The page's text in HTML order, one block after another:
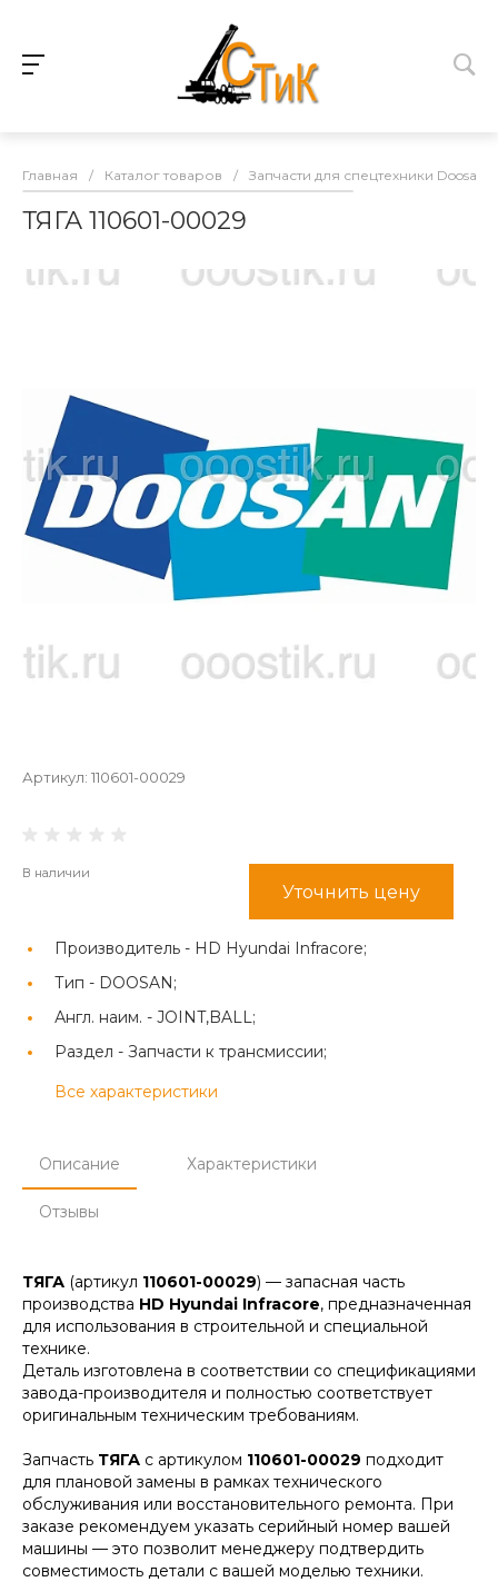
Главная / Каталог товаров / Запчасти для спецтехники Doosan
ТЯГА 110601-00029
Артикул: 110601-00029
В наличии
Уточнить цену
Производитель - HD Hyundai Infracore;
Тип - DOOSAN;
Англ. наим. - JOINT,BALL;
Раздел - Запчасти к трансмиссии;
Все характеристики
Описание Характеристики
Отзывы
ТЯГА (артикул 110601-00029) — запасная часть
производства HD Hyundai Infracore, предназначенная
для использования в строительной и специальной
технике.
Деталь изготовлена в соответствии со спецификациями
завода-производителя и полностью соответствует
оригинальным техническим требованиям.
Запчасть ТЯГА с артикулом 110601-00029 подходит
для плановой замены в рамках технического
обслуживания или восстановительного ремонта. При
заказе рекомендуем указать серийный номер вашей
машины — это позволит менеджеру подтвердить
совместимость детали с вашей моделью техники.